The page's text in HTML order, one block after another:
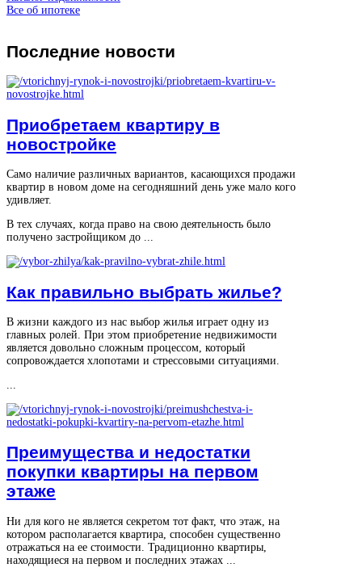
Все об ипотеке
Последние новости
Приобретаем квартиру в
новостройке
Само наличие различных вариантов, касающихся продажи
квартир в новом доме на сегодняшний день уже мало кого
удивляет.
В тех случаях, когда право на свою деятельность было
получено застройщиком до ...
Как правильно выбрать жилье?
В жизни каждого из нас выбор жилья играет одну из
главных ролей. При этом приобретение недвижимости
является довольно сложным процессом, который
сопровождается хлопотами и стрессовыми ситуациями.
...
Преимущества и недостатки
покупки квартиры на первом
этаже
Ни для кого не является секретом тот факт, что этаж, на
котором располагается квартира, способен существенно
отражаться на ее стоимости. Традиционно квартиры,
находящиеся на первом и последних этажах ...